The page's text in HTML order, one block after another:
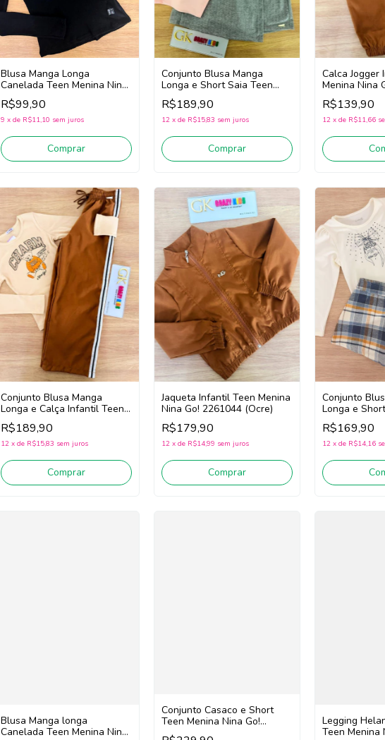
Blusa Manga Longa
Canelada Teen Menina Nina
Go! 2261011 (Preto)
R$99,90
9 x de R$11,10 sem juros
Comprar
Conjunto Blusa Manga
Longa e Short Saia Teen
Nina Go! 2261025
(Rosa/Cinza)
R$189,90
12 x de R$15,83 sem juros
Comprar
Calca Jogger
Menina Nina
(Ocre)
R$139,90
12 x de R$11,66
Conjunto Blusa Manga
Longa e Calça Infantil Teen
Menina Nina Go! 2261031
(Creme/Bege Escuro)
R$189,90
12 x de R$15,83 sem juros
Comprar
Jaqueta Infantil Teen Menina
Nina Go! 2261044 (Ocre)
R$179,90
12 x de R$14,99 sem juros
Comprar
Conjunto
Longa e
Teen Menina
2261027
(Creme/Azul/
R$169,90
12 x de R$14,16
Blusa Manga longa
Canelada Teen Menina Nina
Conjunto Casaco e Short
Teen Menina Nina Go!
2261036 (Off White/Preto)
Legging
Teen Menina